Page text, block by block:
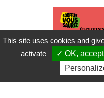
This site uses cookies and
activate
OK, accept